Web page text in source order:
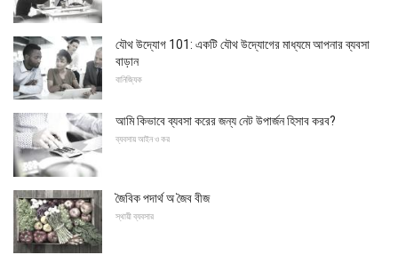
যৌথ উদ্যোগ 101: একটি যৌথ উদ্যোগের মাধ্যমে আপনার ব্যবসা
বাড়ান
বানিজ্যিক
আমি কিভাবে ব্যবসা করের জন্য নেট উপার্জন হিসাব করব?
ব্যবসায় আইন ও কর
জৈবিক পদার্থ অ জৈব বীজ
স্থায়ী ব্যবসার